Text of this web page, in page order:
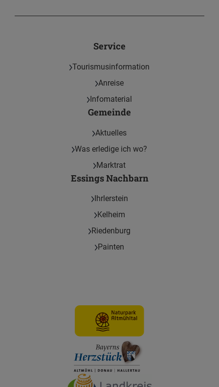
Service
Tourismusinformation
Anreise
Infomaterial
Gemeinde
Aktuelles
Was erledige ich wo?
Marktrat
Essings Nachbarn
Ihrlerstein
Kelheim
Riedenburg
Painten